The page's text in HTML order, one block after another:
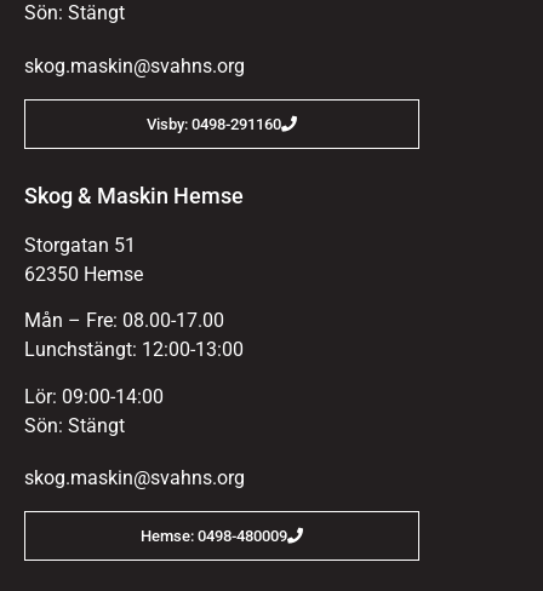
Sön: Stängt
skog.maskin@svahns.org
Visby: 0498-291160
Skog & Maskin Hemse
Storgatan 51
62350 Hemse
Mån – Fre: 08.00-17.00
Lunchstängt: 12:00-13:00
Lör: 09:00-14:00
Sön: Stängt
skog.maskin@svahns.org
Hemse: 0498-480009